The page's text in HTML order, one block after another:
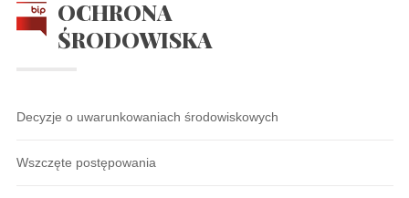
OCHRONA
ŚRODOWISKA
Decyzje o uwarunkowaniach środowiskowych
Wszczęte postępowania